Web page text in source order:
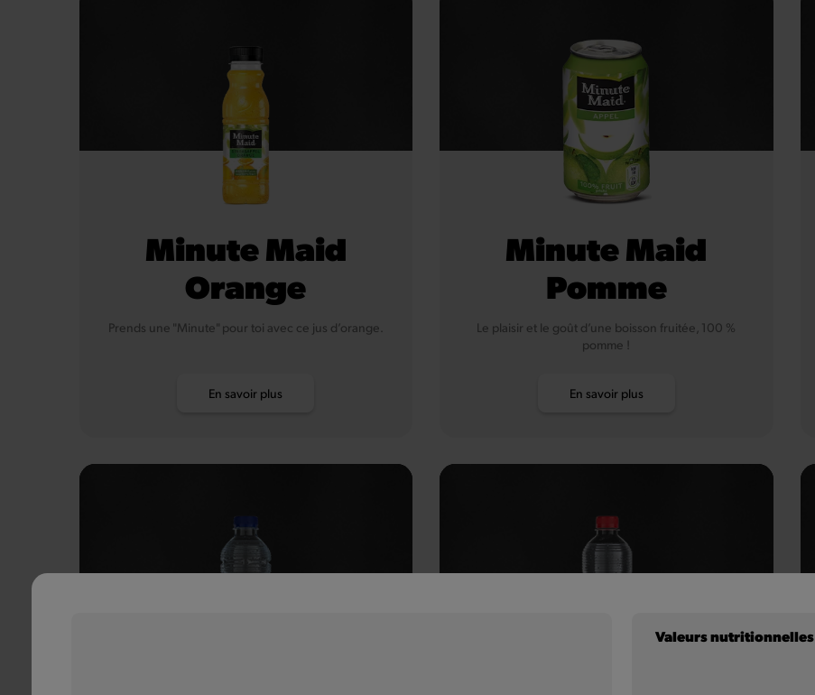
Minute Maid
Orange
Prends une "Minute" pour toi avec ce jus d’orange.
En savoir plus
Minute Maid
Pomme
Le plaisir et le goût d’une boisson fruitée, 100 %
pomme !
En savoir plus
Valeurs nutritionnelles